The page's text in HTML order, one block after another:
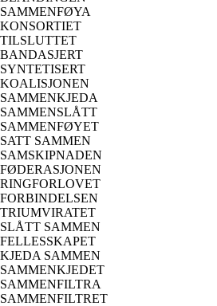
SAMMENFØYA
KONSORTIET
TILSLUTTET
BANDASJERT
SYNTETISERT
KOALISJONEN
SAMMENKJEDA
SAMMENSLÅTT
SAMMENFØYET
SATT SAMMEN
SAMSKIPNADEN
FØDERASJONEN
RINGFORLOVET
FORBINDELSEN
TRIUMVIRATET
SLÅTT SAMMEN
FELLESSKAPET
KJEDA SAMMEN
SAMMENKJEDET
SAMMENFILTRA
SAMMENFILTRET